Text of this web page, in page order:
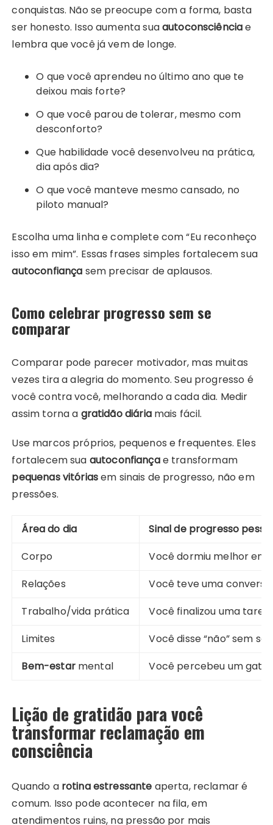
conquistas. Não se preocupe com a forma, basta
ser honesto. Isso aumenta suaautoconsciênciae
lembra que você já vem de longe.
O que você aprendeu no último ano que te
deixou mais forte?
O que você parou de tolerar, mesmo com
desconforto?
Que habilidade você desenvolveu na prática,
dia após dia?
O que você manteve mesmo cansado, no
piloto manual?
Escolha uma linha e complete com “Eu reconheço
isso em mim”. Essas frases simples fortalecem sua
autoconfiança sem precisar de aplausos.
Como celebrar progresso sem se
comparar
Comparar pode parecer motivador, mas muitas
vezes tira a alegria do momento. Seu progresso é
você contra você, melhorando a cada dia. Medir
assim torna a gratidão diáriamais fácil.
Use marcos próprios, pequenos e frequentes. Eles
fortalecem sua autoconfiançae transformam
pequenas vitóriasem sinais de progresso, não em
pressões.
Área do dia
Sinal de progresso
Corpo
Você dormiu melhor em
Relações
Você teve uma
Trabalho/vida prática
Você finalizou uma
Limites
Você disse “não” sem
Bem-estarmental Você percebeu um
Lição de gratidão para você
transformar reclamação em
consciência
Quando a rotina estressante aperta, reclamar é
comum. Isso pode acontecer na fila, em
atendimentos ruins, na pressão por mais